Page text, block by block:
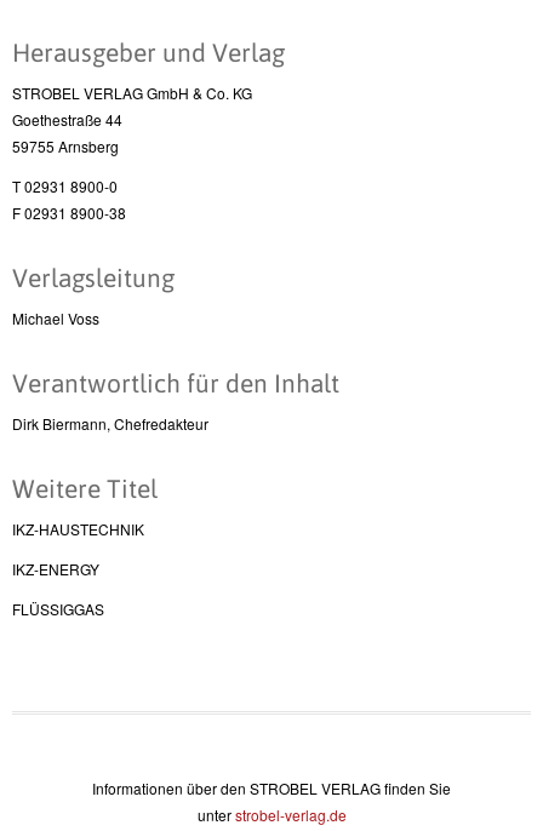
Herausgeber und Verlag
STROBEL VERLAG GmbH & Co. KG
Goethestraße 44
59755 Arnsberg
T 02931 8900-0
F 02931 8900-38
Verlagsleitung
Michael Voss
Verantwortlich für den Inhalt
Dirk Biermann, Chefredakteur
Weitere Titel
IKZ-HAUSTECHNIK
IKZ-ENERGY
FLÜSSIGGAS
Informationen über den STROBEL VERLAG finden Sie
unterstrobel-verlag.de